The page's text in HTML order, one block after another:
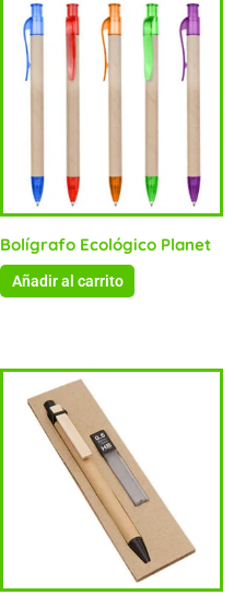
Bolígrafo Ecológico Planet
Añadir al carrito